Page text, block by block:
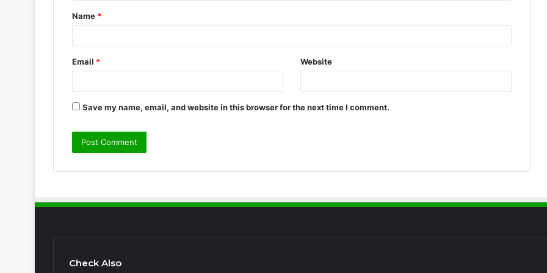
Name *
Email * Website
Save my name, email, and website in this browser for the next time I comment.
Check Also